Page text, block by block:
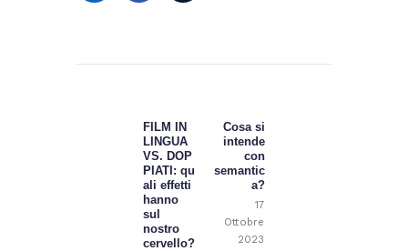
Previous
post:
FILM IN
LINGUA
VS. DOP
PIATI: qu
ali effetti
hanno
sul
nostro
cervello?
post:
Cosa si
intende
con
semantic
a?
17
Ottobre
2023